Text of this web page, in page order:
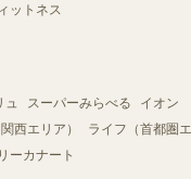
ットネス
ュ スーパーみらべる
イオン
西エリア）
ライフ（首都圏エ
ーカナート